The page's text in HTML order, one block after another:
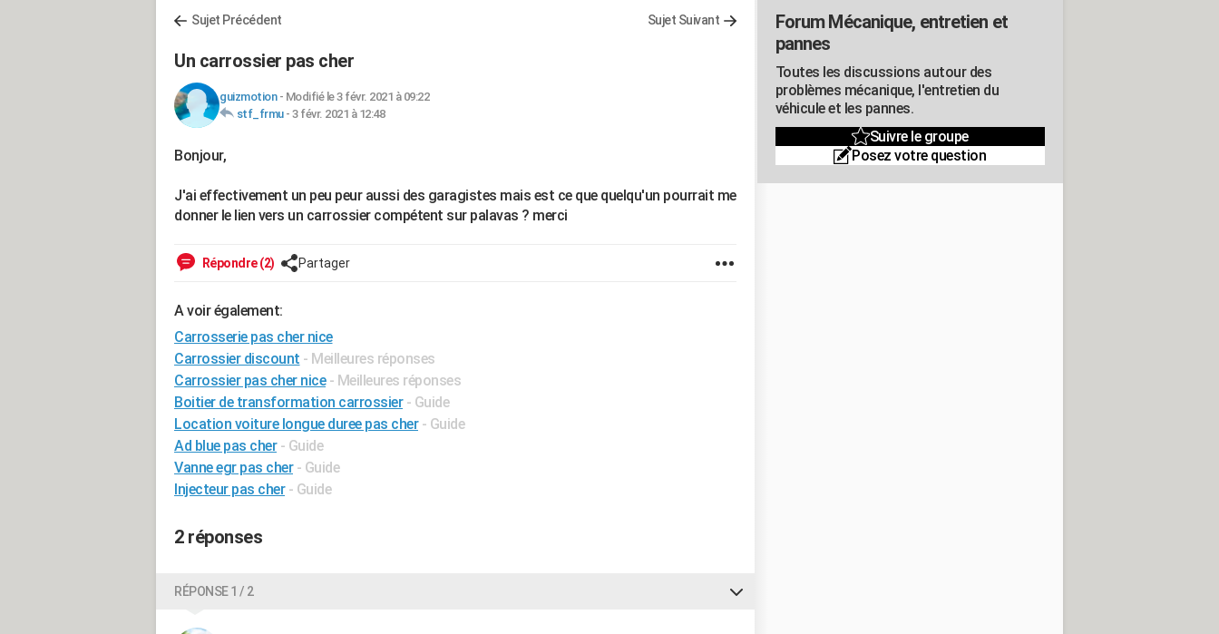
Sujet Précédent Sujet Suivant
Un carrossier pas cher
guizmotion- Modifié le 3 févr. 2021 à 09:22
stf_frmu- 3 févr. 2021 à 12:48
Bonjour,
J'ai effectivement un peu peur aussi des garagistes mais est ce que quelqu'un pourrait me
donner le lien vers un carrossier compétent sur palavas ? merci
Répondre (2) Partager
A voir également:
Carrosserie pas cher nice
Carrossier discount - Meilleures réponses
Carrossier pas cher nice - Meilleures réponses
Boitier de transformation carrossier - Guide
Location voiture longue duree pas cher - Guide
Ad blue pas cher - Guide
Vanne egr pas cher - Guide
Injecteur pas cher - Guide
2 réponses
RÉPONSE 1 / 2
Forum Mécanique, entretien et
pannes
Toutes les discussions autour des
problèmes mécanique, l'entretien du
véhicule et les pannes.
Suivre le groupe
Posez votre question